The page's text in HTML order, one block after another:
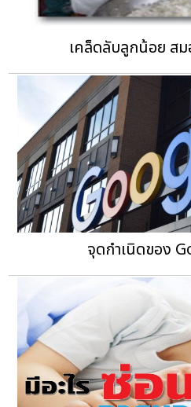
เคล็ดลับลูกน้อย ส
จุดกำเนิดของ